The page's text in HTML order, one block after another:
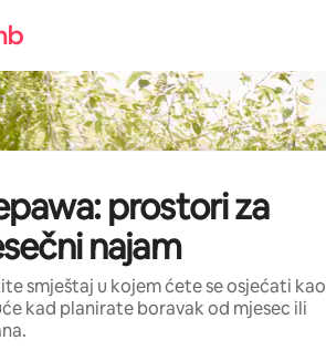
prostori za
najam
smještaj u kojem ćete se osjećati kao
kad planirate boravak od mjesec ili